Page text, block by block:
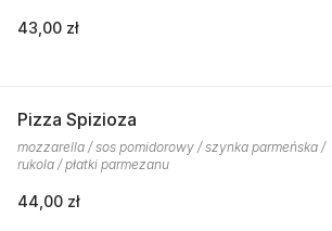
43,00 zł
Pizza Spizioza
mozzarella / sos pomidorowy / szynka parmeńska /
rukola / płatki parmezanu
44,00 zł